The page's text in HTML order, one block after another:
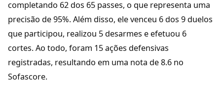
completando 62 dos 65 passes, o que representa uma
precisão de 95%. Além disso, ele venceu 6 dos 9 duelos
que participou, realizou 5 desarmes e efetuou 6
cortes. Ao todo, foram 15 ações defensivas
registradas, resultando em uma nota de 8.6 no
Sofascore.